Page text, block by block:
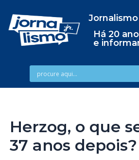
Há 20
e
Herzog, o que
37 anos depois?